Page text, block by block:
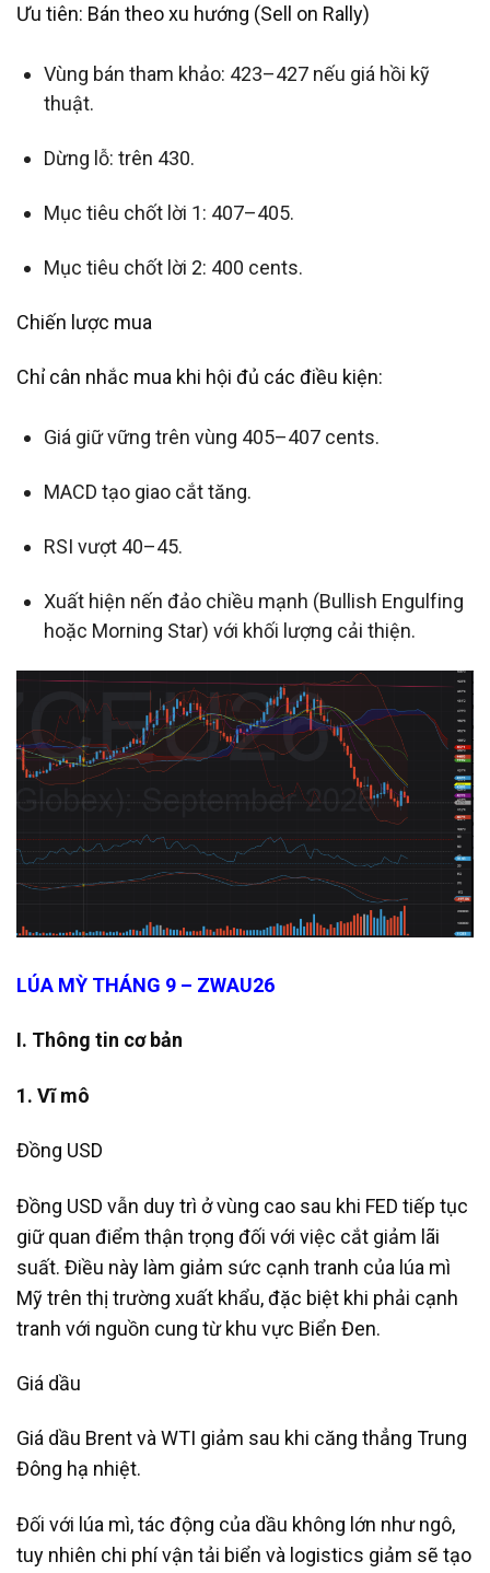
Ưu tiên: Bán theo xu hướng (Sell on Rally)
Vùng bán tham khảo: 423–427 nếu giá hồi kỹ
thuật.
Dừng lỗ: trên 430.
Mục tiêu chốt lời 1: 407–405.
Mục tiêu chốt lời 2: 400 cents.
Chiến lược mua
Chỉ cân nhắc mua khi hội đủ các điều kiện:
Giá giữ vững trên vùng 405–407 cents.
MACD tạo giao cắt tăng.
RSI vượt 40–45.
Xuất hiện nến đảo chiều mạnh (Bullish Engulfing
hoặc Morning Star) với khối lượng cải thiện.
LÚA MỲ THÁNG 9 – ZWAU26
I. Thông tin cơ bản
1. Vĩ mô
Đồng USD
Đồng USD vẫn duy trì ở vùng cao sau khi FED tiếp tục
giữ quan điểm thận trọng đối với việc cắt giảm lãi
suất. Điều này làm giảm sức cạnh tranh của lúa mì
Mỹ trên thị trường xuất khẩu, đặc biệt khi phải cạnh
tranh với nguồn cung từ khu vực Biển Đen.
Giá dầu
Giá dầu Brent và WTI giảm sau khi căng thẳng Trung
Đông hạ nhiệt.
Đối với lúa mì, tác động của dầu không lớn như ngô,
tuy nhiên chi phí vận tải biển và logistics giảm sẽ tạo